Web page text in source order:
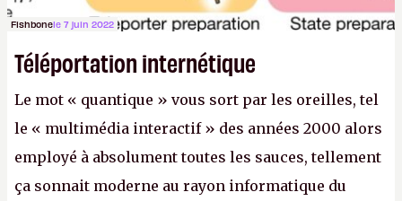
Fishbonele 7 juin 2022
Téléportation internétique
Le mot « quantique » vous sort par les oreilles, tel
le « multimédia interactif » des années 2000 alors
employé à absolument toutes les sauces, tellement
ça sonnait moderne au rayon informatique du